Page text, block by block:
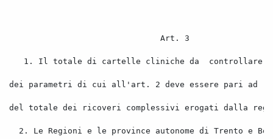
Art. 3
1. Il totale di cartelle cliniche da controllare
dei parametri di cui all'art. 2 deve essere pari ad
del totale dei ricoveri complessivi erogati dalla
2. Le Regioni e le province autonome di Trento e